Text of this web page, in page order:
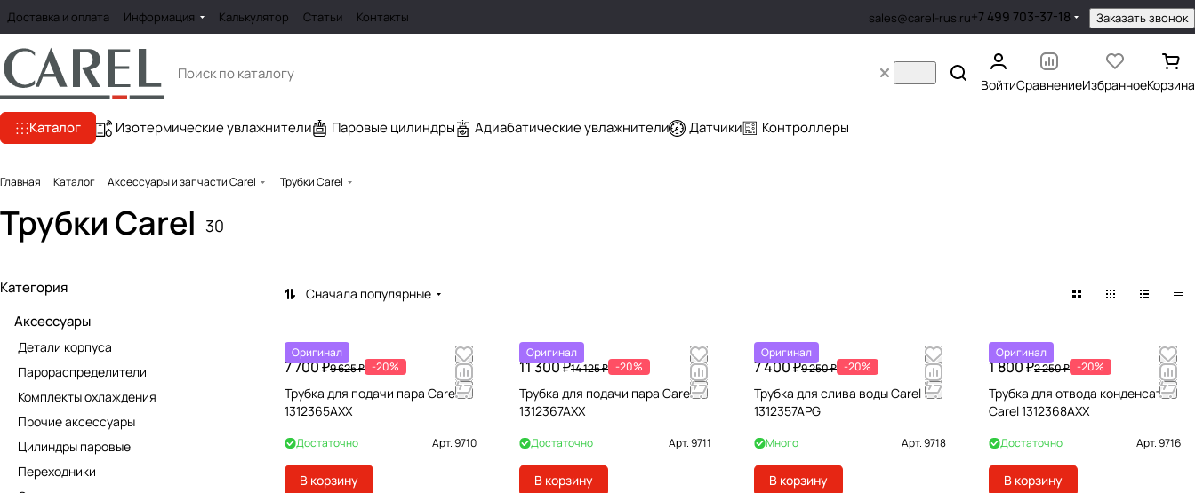
Доставка и оплата Информация Калькулятор Статьи Контакты sales@carel-rus.ru+7 499 703-37-18 Заказать звонок
ВойтиСравнениеИзбранноеКорзина
Каталог Изотермические увлажнители Паровые цилиндры Адиабатические увлажнители Датчики Контроллеры
Главная Каталог Аксессуары и запчасти Carel Трубки Carel
Трубки Carel 30
Сначала популярные
Оригинал
7 700 ₽9 625 ₽ -20%
Трубка для подачи пара Carel
1312365AXX
Достаточно Арт.9710
В корзину
Оригинал
11 300 ₽14 125 ₽ -20%
Трубка для подачи пара Carel
1312367AXX
Достаточно Арт.9711
В корзину
Оригинал
7 400 ₽9 250 ₽ -20%
Трубка для слива воды Carel
1312357APG
Много Арт.9718
В корзину
Оригинал
1 800 ₽2 250 ₽ -20%
Трубка для отвода конденсата
Carel 1312368AXX
Достаточно Арт.9716
В корзину
Категория
Аксессуары
Детали корпуса
Парораспределители
Комплекты охлаждения
Прочие аксессуары
Цилиндры паровые
Переходники